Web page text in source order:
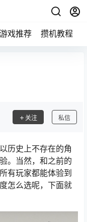
游戏推荐 攒机教程
关注 私信
历史上不存在的角
。当然，和之前的
有玩家都能体验到
怎么选呢，下面就